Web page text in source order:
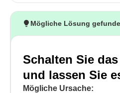
Mögliche Lösung
Schalten Sie
und lassen Sie
Mögliche Ursache: